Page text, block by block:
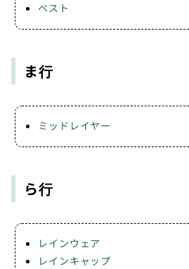
ベスト
ま行
ミッドレイヤー
ら行
レインウェア
レインキャップ